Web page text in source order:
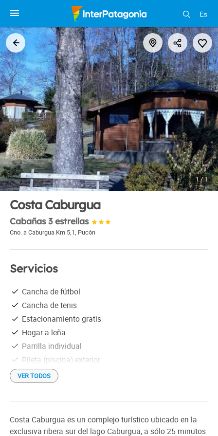
Es
1 / 1
Costa Caburgua
Cabañas 3 estrellas
Cno. a Caburgua Km 5,1, Pucón
Servicios
Cancha de fútbol
Cancha de tenis
Estacionamiento gratis
Hogar a leña
Parrilla individual
Pileta (piscina) exterior
Quincho
Recreación
Ropa de cama
Tarjetas de crédito
Vajilla
VER TODOS
Costa Caburgua es un complejo turístico ubicado en la
exclusiva ribera sur del lago Caburgua, a sólo 25 minutos